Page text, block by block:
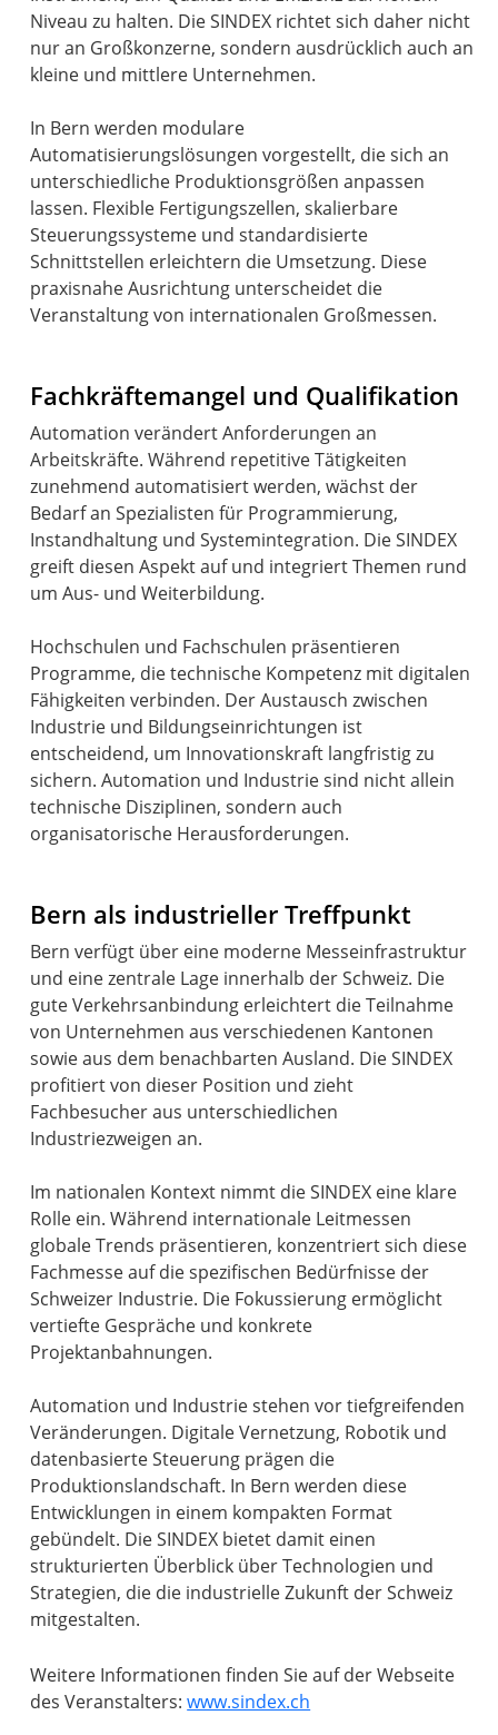
Niveau zu halten. Die SINDEX richtet sich daher nicht
nur an Großkonzerne, sondern ausdrücklich auch an
kleine und mittlere Unternehmen.
In Bern werden modulare
Automatisierungslösungen vorgestellt, die sich an
unterschiedliche Produktionsgrößen anpassen
lassen. Flexible Fertigungszellen, skalierbare
Steuerungssysteme und standardisierte
Schnittstellen erleichtern die Umsetzung. Diese
praxisnahe Ausrichtung unterscheidet die
Veranstaltung von internationalen Großmessen.
Fachkräftemangel und Qualifikation
Automation verändert Anforderungen an
Arbeitskräfte. Während repetitive Tätigkeiten
zunehmend automatisiert werden, wächst der
Bedarf an Spezialisten für Programmierung,
Instandhaltung und Systemintegration. Die SINDEX
greift diesen Aspekt auf und integriert Themen rund
um Aus- und Weiterbildung.
Hochschulen und Fachschulen präsentieren
Programme, die technische Kompetenz mit digitalen
Fähigkeiten verbinden. Der Austausch zwischen
Industrie und Bildungseinrichtungen ist
entscheidend, um Innovationskraft langfristig zu
sichern. Automation und Industrie sind nicht allein
technische Disziplinen, sondern auch
organisatorische Herausforderungen.
Bern als industrieller Treffpunkt
Bern verfügt über eine moderne Messeinfrastruktur
und eine zentrale Lage innerhalb der Schweiz. Die
gute Verkehrsanbindung erleichtert die Teilnahme
von Unternehmen aus verschiedenen Kantonen
sowie aus dem benachbarten Ausland. Die SINDEX
profitiert von dieser Position und zieht
Fachbesucher aus unterschiedlichen
Industriezweigen an.
Im nationalen Kontext nimmt die SINDEX eine klare
Rolle ein. Während internationale Leitmessen
globale Trends präsentieren, konzentriert sich diese
Fachmesse auf die spezifischen Bedürfnisse der
Schweizer Industrie. Die Fokussierung ermöglicht
vertiefte Gespräche und konkrete
Projektanbahnungen.
Automation und Industrie stehen vor tiefgreifenden
Veränderungen. Digitale Vernetzung, Robotik und
datenbasierte Steuerung prägen die
Produktionslandschaft. In Bern werden diese
Entwicklungen in einem kompakten Format
gebündelt. Die SINDEX bietet damit einen
strukturierten Überblick über Technologien und
Strategien, die die industrielle Zukunft der Schweiz
mitgestalten.
Weitere Informationen finden Sie auf der Webseite
des Veranstalters:www.sindex.ch